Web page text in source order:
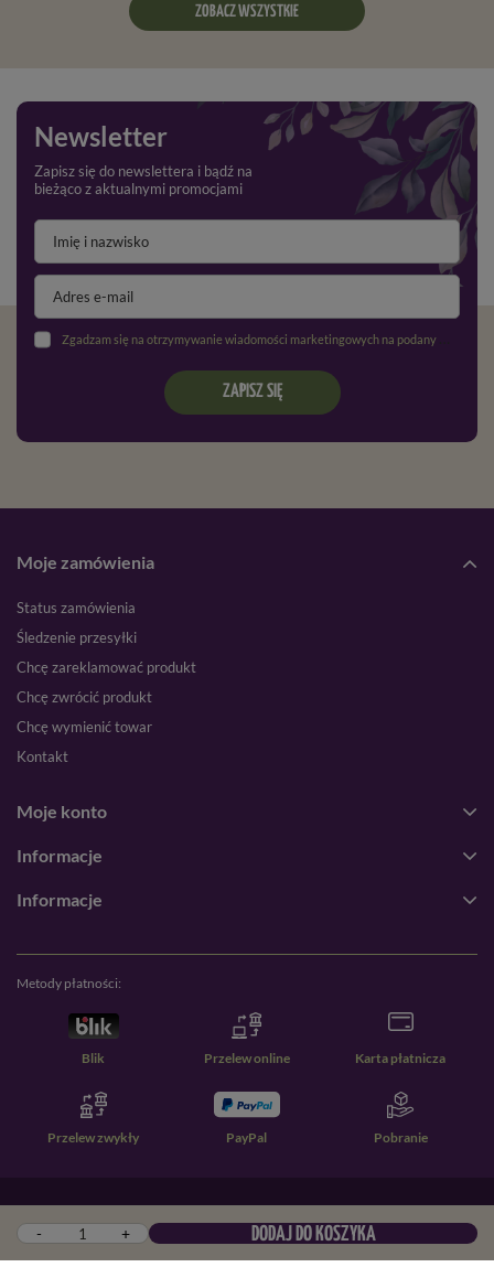
- + DODAJ DO KOSZYKA
ZOBACZ WSZYSTKIE
Newsletter
Zapisz się do newslettera i bądź na
bieżąco z aktualnymi promocjami
Zgadzam się na otrzymywanie wiadomości marketingowych na podany adres e-mail oraz przetwarzanie danych osobowych zgodnie z
ZAPISZ SIĘ
Moje zamówienia
Status zamówienia
Śledzenie przesyłki
Chcę zareklamować produkt
Chcę zwrócić produkt
Chcę wymienić towar
Kontakt
Moje konto
Informacje
Informacje
Metody płatności:
Blik Przelew online Karta płatnicza
Przelew zwykły PayPal Pobranie